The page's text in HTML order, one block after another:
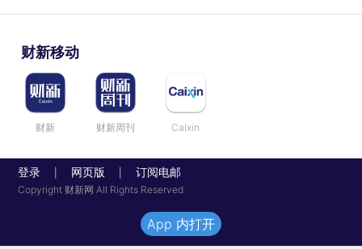
财新移动
财新 财新周刊 Caixin
登录 网页版 订阅电邮
Copyright 财新网 All Rights Reserved
App 内打开